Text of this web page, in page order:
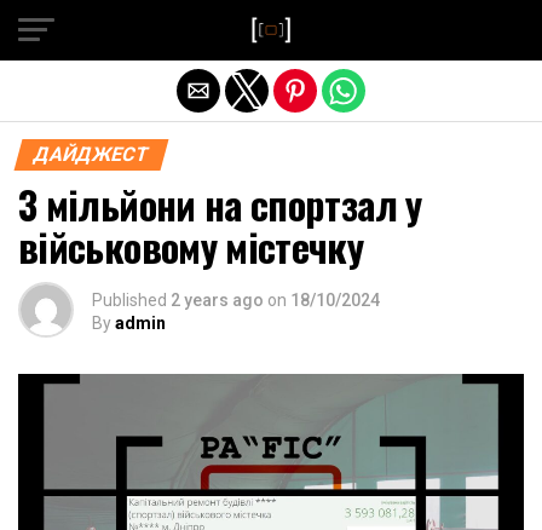
ДАЙДЖЕСТ
3 мільйони на спортзал у
військовому містечку
Published 2 years ago on 18/10/2024
Byadmin
Exit mobile version